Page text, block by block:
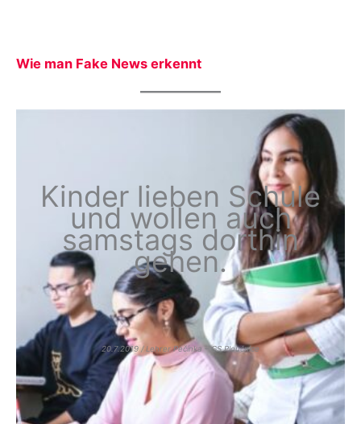
Wie man Fake News erkennt
Kinder lieben Schule
und wollen auch
samstags dorthin
gehen.
20.7.2019 / Lehrer Pečínka – GS Ploučnice